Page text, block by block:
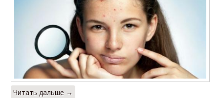
Читать дальше →